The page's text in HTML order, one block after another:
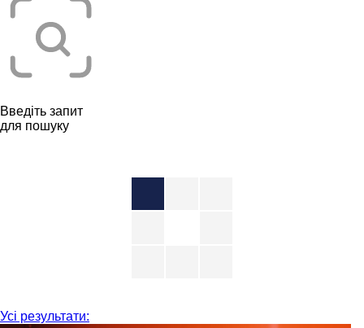
Введіть запит
для пошуку
Усі результати: